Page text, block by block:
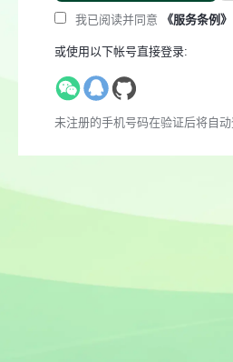
我已阅读并同意 《服务条例》
或使用以下帐号直接登录:
未注册的手机号码在验证后将自动